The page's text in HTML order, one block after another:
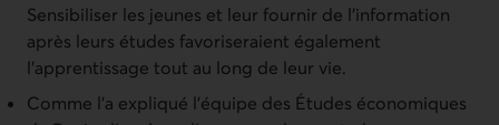
Sensibiliser les jeunes et leur fournir de l’information
après leurs études favoriseraient également
l’apprentissage tout au long de leur vie.
Comme l’a expliqué l’équipe des Études économiques